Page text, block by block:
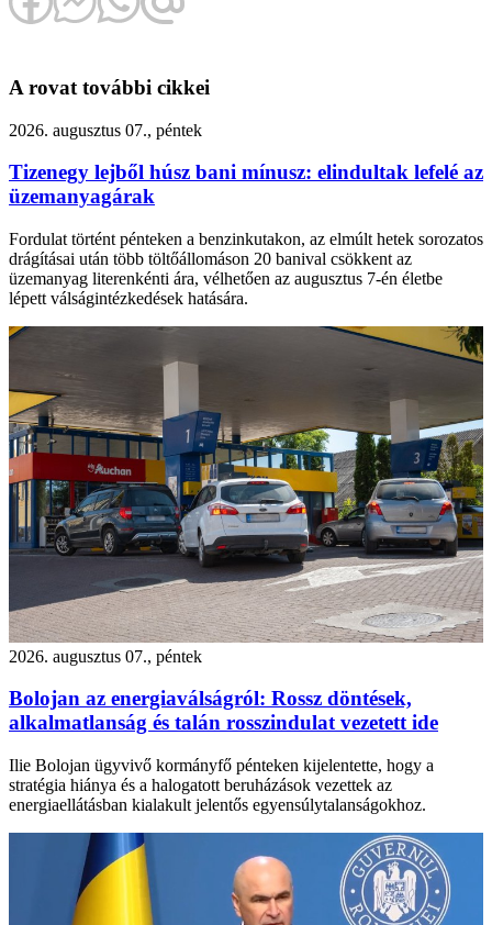
A rovat további cikkei
2026. augusztus 07., péntek
Tizenegy lejből húsz bani mínusz: elindultak lefelé az
üzemanyagárak
Fordulat történt pénteken a benzinkutakon, az elmúlt hetek sorozatos
drágításai után több töltőállomáson 20 banival csökkent az
üzemanyag literenkénti ára, vélhetően az augusztus 7-én életbe
lépett válságintézkedések hatására.
2026. augusztus 07., péntek
Bolojan az energiaválságról: Rossz döntések,
alkalmatlanság és talán rosszindulat vezetett ide
Ilie Bolojan ügyvivő kormányfő pénteken kijelentette, hogy a
stratégia hiánya és a halogatott beruházások vezettek az
energiaellátásban kialakult jelentős egyensúlytalanságokhoz.